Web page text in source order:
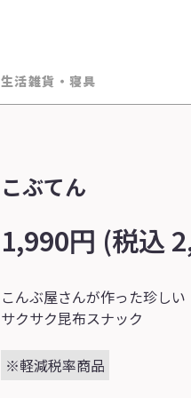
生活雑貨・寝具
こぶてん
1,990円 (税込
こんぶ屋さんが作った珍しい
サクサク昆布スナック
※軽減税率商品